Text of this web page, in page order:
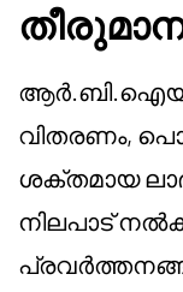
വിതരണം,
ശക്തമായ
നിലപാട്